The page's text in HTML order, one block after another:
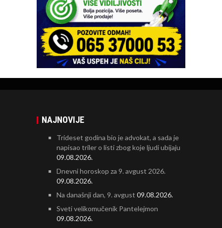
NAJNOVIJE
Trideset godina bio je advokat, a sada je
napisao triler o listi zbog koje ljudi ubijaju
09.08.2026.
Dnevni horoskop za 9. avgust 2026.
09.08.2026.
Na današnji dan, 9. avgust 09.08.2026.
Sveti velikomučenik Pantelejmon
09.08.2026.